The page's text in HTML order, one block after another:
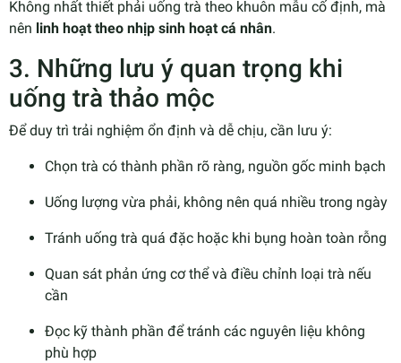
Không nhất thiết phải uống trà theo khuôn mẫu cố định, mà
nên linh hoạt theo nhịp sinh hoạt cá nhân.
3. Những lưu ý quan trọng khi
uống trà thảo mộc
Để duy trì trải nghiệm ổn định và dễ chịu, cần lưu ý:
Chọn trà có thành phần rõ ràng, nguồn gốc minh bạch
Uống lượng vừa phải, không nên quá nhiều trong ngày
Tránh uống trà quá đặc hoặc khi bụng hoàn toàn rỗng
Quan sát phản ứng cơ thể và điều chỉnh loại trà nếu
cần
Đọc kỹ thành phần để tránh các nguyên liệu không
phù hợp